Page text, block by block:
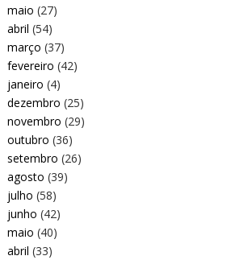
maio (27)
abril (54)
março (37)
fevereiro (42)
janeiro (4)
dezembro (25)
novembro (29)
outubro (36)
setembro (26)
agosto (39)
julho (58)
junho (42)
maio (40)
abril (33)